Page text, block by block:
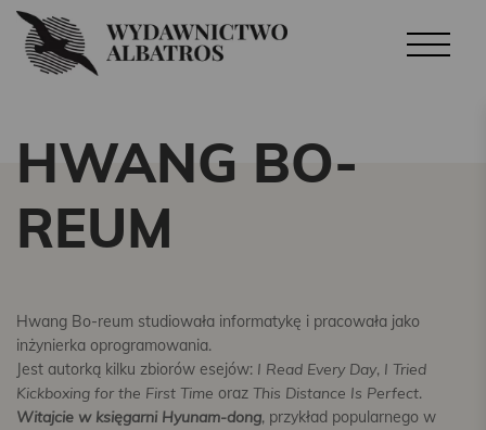
HWANG BO-
REUM
Hwang Bo-reum studiowała informatykę i pracowała jako
inżynierka oprogramowania.
Jest autorką kilku zbiorów esejów: I Read Every Day, I Tried
Kickboxing for the First Time oraz This Distance Is Perfect.
Witajcie w księgarni Hyunam-dong, przykład popularnego w